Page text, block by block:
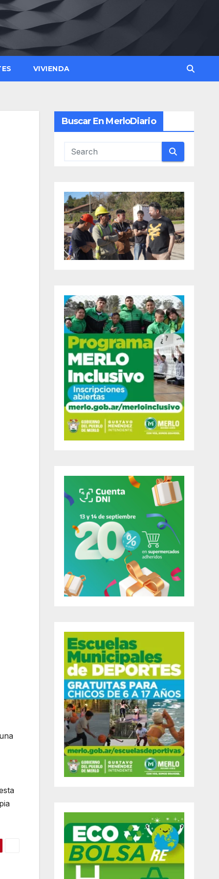
VIVIENDA
Buscar En MerloDiario